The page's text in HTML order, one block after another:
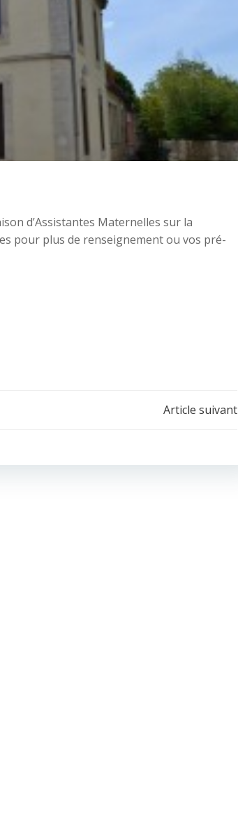
d’Assistantes Maternelles sur la
pour plus de renseignement ou vos pré-
Article suivant